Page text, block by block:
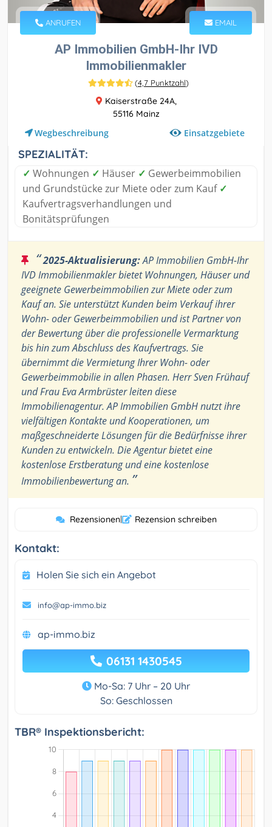
ANRUFEN EMAIL
AP Immobilien GmbH-Ihr IVD
Immobilienmakler
(4,7 Punktzahl)
Kaiserstraße 24A,
55116 Mainz
Wegbeschreibung Einsatzgebiete
SPEZIALITÄT:
✓ Wohnungen ✓ Häuser ✓ Gewerbeimmobilien
und Grundstücke zur Miete oder zum Kauf ✓
Kaufvertragsverhandlungen und
Bonitätsprüfungen
“2025-Aktualisierung:AP Immobilien GmbH-Ihr
IVD Immobilienmakler bietet Wohnungen, Häuser und
geeignete Gewerbeimmobilien zur Miete oder zum
Kauf an. Sie unterstützt Kunden beim Verkauf ihrer
Wohn- oder Gewerbeimmobilien und ist Partner von
der Bewertung über die professionelle Vermarktung
bis hin zum Abschluss des Kaufvertrags. Sie
übernimmt die Vermietung Ihrer Wohn- oder
Gewerbeimmobilie in allen Phasen. Herr Sven Frühauf
und Frau Eva Armbrüster leiten diese
Immobilienagentur. AP Immobilien GmbH nutzt ihre
vielfältigen Kontakte und Kooperationen, um
maßgeschneiderte Lösungen für die Bedürfnisse ihrer
Kunden zu entwickeln. Die Agentur bietet eine
kostenlose Erstberatung und eine kostenlose
Immobilienbewertung an. ”
Rezensionen| Rezension schreiben
Kontakt:
Holen Sie sich ein Angebot
info@ap-immo.biz
ap-immo.biz
06131 1430545
Mo-Sa: 7 Uhr – 20 Uhr
So: Geschlossen
TBR® Inspektionsbericht: